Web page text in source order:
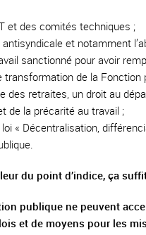
et des comités techniques ;
antisyndicale et notamment
sanctionné pour avoir
transformation de la Fonction
des retraites, un droit au
de la précarité au travail ;
loi « Décentralisation,
du point d’indice, ça
publique ne peuvent
et de moyens pour les